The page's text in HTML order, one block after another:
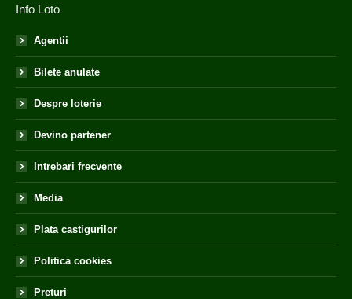
Info Loto
Agentii
Bilete anulate
Despre loterie
Devino partener
Intrebari frecvente
Media
Plata castigurilor
Politica cookies
Preturi